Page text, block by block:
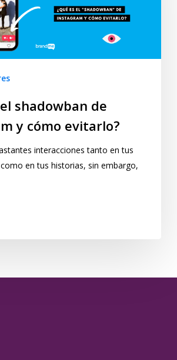
shadowban de
y cómo evitarlo?
interacciones tanto en tus
en tus historias, sin embargo,